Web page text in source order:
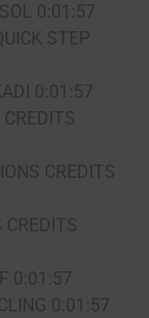
0:01:57
STEP
0:01:57
CREDITS
0:01:57
0:01:57